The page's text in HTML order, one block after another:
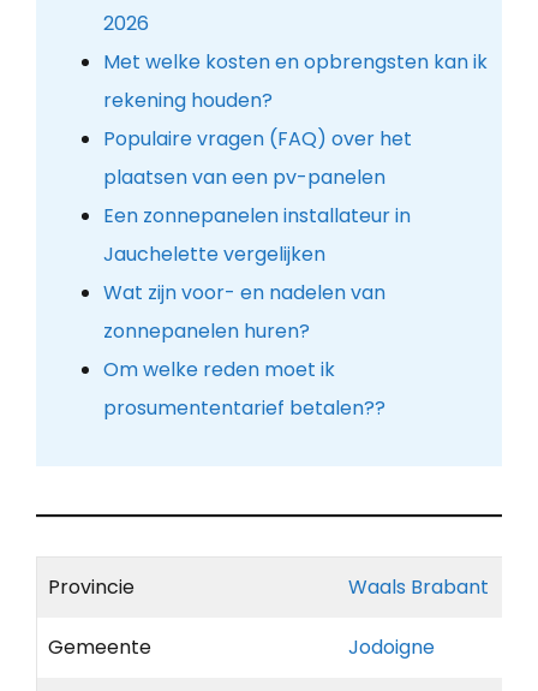
2026
Met welke kosten en opbrengsten kan ik
rekening houden?
Populaire vragen (FAQ) over het
plaatsen van een pv-panelen
Een zonnepanelen installateur in
Jauchelette vergelijken
Wat zijn voor- en nadelen van
zonnepanelen huren?
Om welke reden moet ik
prosumententarief betalen??
Provincie Waals Brabant
Gemeente Jodoigne